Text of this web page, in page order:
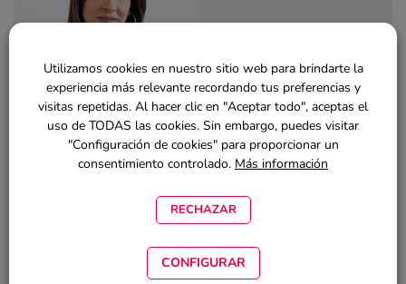
Autora:
Nina Brito
¿EMPEZAMOS?
Utilizamos cookies en nuestro sitio web para brindarte la
experiencia más relevante recordando tus preferencias y
visitas repetidas. Al hacer clic en "Aceptar todo", aceptas el
uso de TODAS las cookies. Sin embargo, puedes visitar
"Configuración de cookies" para proporcionar un
consentimiento controlado. Más información
RECHAZAR
CONFIGURAR